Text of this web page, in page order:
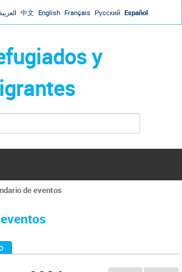
Jump to navigation
中文 English Français Русский Español
y
de eventos